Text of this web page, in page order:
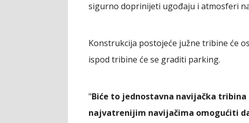
sigurno doprinijeti ugođaju i atmosferi
Konstrukcija postojeće južne tribine će
ispod tribine će se graditi parking.
"Biće to jednostavna navijačka
najvatrenijim navijačima omogućiti